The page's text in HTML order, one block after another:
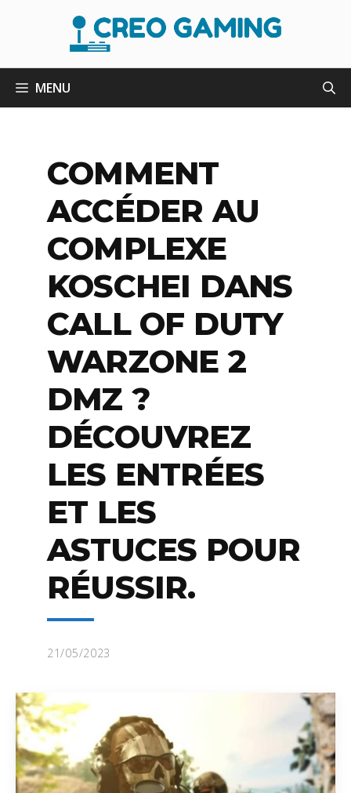
MENU
COMMENT
ACCÉDER AU
COMPLEXE
KOSCHEI DANS
CALL OF DUTY
WARZONE 2
DMZ ?
DÉCOUVREZ
LES ENTRÉES
ET LES
ASTUCES POUR
RÉUSSIR.
21/05/2023